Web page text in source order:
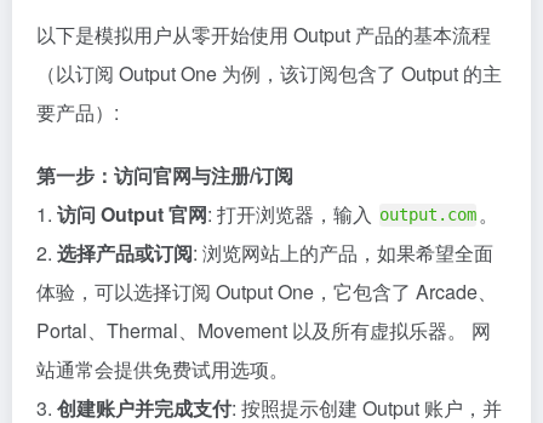
以下是模拟用户从零开始使用 Output 产品的基本流程
（以订阅 Output One 为例，该订阅包含了 Output 的主
要产品）:
第一步：访问官网与注册/订阅
1. 访问 Output 官网: 打开浏览器，输入 output.com。
2. 选择产品或订阅: 浏览网站上的产品，如果希望全面
体验，可以选择订阅 Output One，它包含了 Arcade、
Portal、Thermal、Movement 以及所有虚拟乐器。 网
站通常会提供免费试用选项。
3. 创建账户并完成支付: 按照提示创建 Output 账户，并